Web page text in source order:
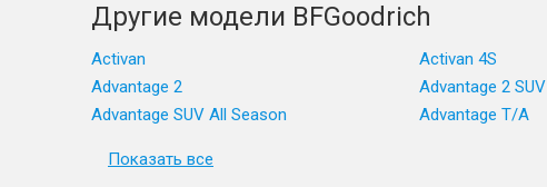
Другие модели BFGoodrich
Activan Activan 4S
Advantage 2
Advantage 2 SUV
Advantage SUV All Season
Advantage T/A
Показать все